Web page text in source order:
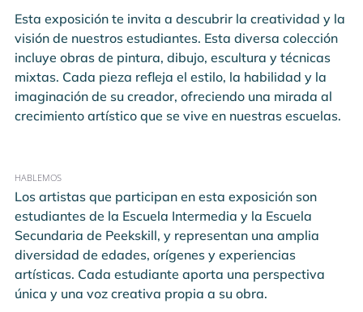
Esta exposición te invita a descubrir la creatividad y la
visión de nuestros estudiantes. Esta diversa colección
incluye obras de pintura, dibujo, escultura y técnicas
mixtas. Cada pieza refleja el estilo, la habilidad y la
imaginación de su creador, ofreciendo una mirada al
crecimiento artístico que se vive en nuestras escuelas.
HABLEMOS
Los artistas que participan en esta exposición son
estudiantes de la Escuela Intermedia y la Escuela
Secundaria de Peekskill, y representan una amplia
diversidad de edades, orígenes y experiencias
artísticas. Cada estudiante aporta una perspectiva
única y una voz creativa propia a su obra.